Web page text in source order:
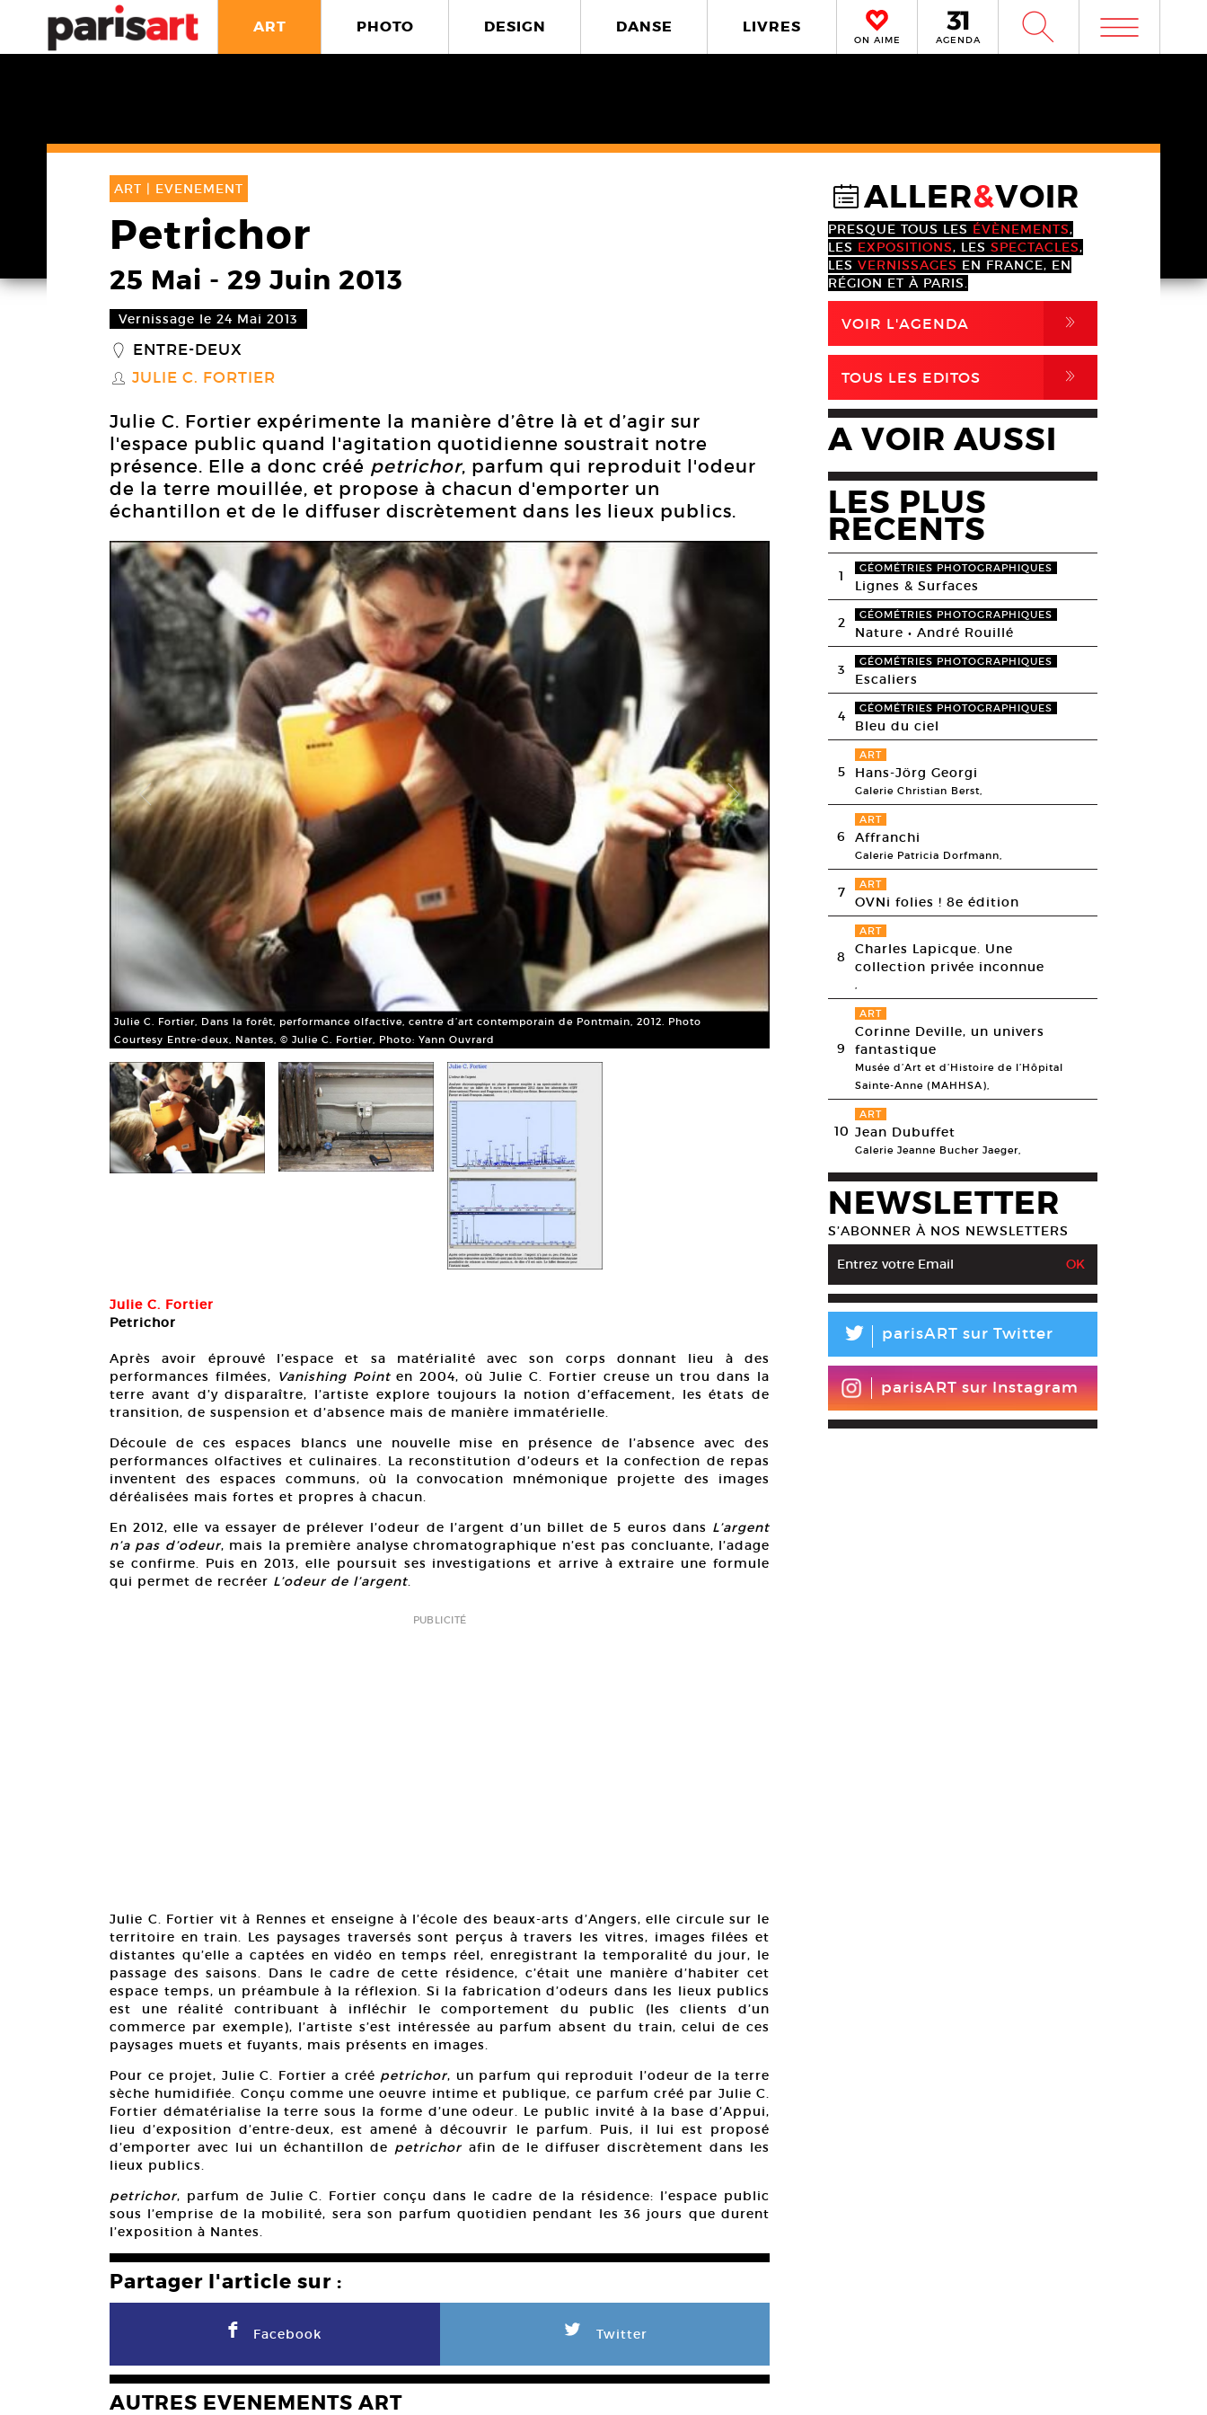
ART PHOTO DESIGN DANSE LIVRES
ON AIME AGENDA W m
ART | EVENEMENT
Petrichor
25 Mai - 29 Juin 2013
Vernissage le 24 Mai 2013
_ ENTRE-DEUX
S JULIE C. FORTIER
Julie C. Fortier expérimente la manière d’être là et d’agir sur
l'espace public quand l'agitation quotidienne soustrait notre
présence. Elle a donc créé petrichor, parfum qui reproduit l'odeur
de la terre mouillée, et propose à chacun d'emporter un
échantillon et de le diffuser discrètement dans les lieux publics.
Julie C. Fortier, Dans la forêt, performance olfactive, centre d’art contemporain de Pontmain, 2012. Photo
Courtesy Entre-deux, Nantes, © Julie C. Fortier, Photo: Yann Ouvrard
Julie C. Fortier, Sentinelle, 2012. Installation olfactive, pistolet à colle posé
Courtesy Entre-deux, Nantes, © Julie C. Fortier, Photo: Sébastien Pluot
Julie C. Fortier
Petrichor
Après avoir éprouvé l’espace et sa matérialité avec son corps donnant lieu à des
performances filmées, Vanishing Pointen 2004, où Julie C. Fortier creuse un trou dans la
terre avant d’y disparaître, l’artiste explore toujours la notion d’effacement, les états de
transition, de suspension et d’absence mais de manière immatérielle.
Découle de ces espaces blancs une nouvelle mise en présence de l’absence avec des
performances olfactives et culinaires. La reconstitution d’odeurs et la confection de repas
inventent des espaces communs, où la convocation mnémonique projette des images
déréalisées mais fortes et propres à chacun.
En 2012, elle va essayer de prélever l’odeur de l’argent d’un billet de 5 euros dans L’argent
n’a pas d’odeur, mais la première analyse chromatographique n’est pas concluante, l’adage
se confirme. Puis en 2013, elle poursuit ses investigations et arrive à extraire une formule
qui permet de recréer L’odeur de l’argent.
PUBLICITÉ
Julie C. Fortier vit à Rennes et enseigne à l’école des beaux-arts d’Angers, elle circule sur le
territoire en train. Les paysages traversés sont perçus à travers les vitres, images filées et
distantes qu’elle a captées en vidéo en temps réel, enregistrant la temporalité du jour, le
passage des saisons. Dans le cadre de cette résidence, c’était une manière d’habiter cet
espace temps, un préambule à la réflexion. Si la fabrication d’odeurs dans les lieux publics
est une réalité contribuant à infléchir le comportement du public (les clients d’un
commerce par exemple), l’artiste s’est intéressée au parfum absent du train, celui de ces
paysages muets et fuyants, mais présents en images.
Pour ce projet, Julie C. Fortier a créé petrichor, un parfum qui reproduit l’odeur de la terre
sèche humidifiée. Conçu comme une oeuvre intime et publique, ce parfum créé par Julie C.
Fortier dématérialise la terre sous la forme d’une odeur. Le public invité à la base d’Appui,
lieu d’exposition d’entre-deux, est amené à découvrir le parfum. Puis, il lui est proposé
d’emporter avec lui un échantillon de petrichor afin de le diffuser discrètement dans les
lieux publics.
petrichor, parfum de Julie C. Fortier conçu dans le cadre de la résidence: l’espace public
sous l’emprise de la mobilité, sera son parfum quotidien pendant les 36 jours que durent
l’exposition à Nantes.
Partager l'article sur :
F Facebook L Twitter
AUTRES EVENEMENTS ART
@ALLER&VOIR
PRESQUE TOUS LES ÉVÈNEMENTS,
LES EXPOSITIONS, LES SPECTACLES,
LES VERNISSAGES EN FRANCE, EN
RÉGION ET À PARIS.
VOIR L'AGENDA ,
TOUS LES EDITOS ,
A VOIR AUSSI
LES PLUS
RECENTS
1 GÉOMÉTRIES PHOTOGRAPHIQUES
Lignes & Surfaces
2 GÉOMÉTRIES PHOTOGRAPHIQUES
Nature • André Rouillé
3 GÉOMÉTRIES PHOTOGRAPHIQUES
Escaliers
4 GÉOMÉTRIES PHOTOGRAPHIQUES
Bleu du ciel
5
ART
Hans-Jörg Georgi
Galerie Christian Berst,
6
ART
Affranchi
Galerie Patricia Dorfmann,
7 ART
OVNi folies ! 8e édition
8
ART
Charles Lapicque. Une
collection privée inconnue
,
9
ART
Corinne Deville, un univers
fantastique
Musée d’Art et d’Histoire de l’Hôpital
Sainte-Anne (MAHHSA),
10
ART
Jean Dubuffet
Galerie Jeanne Bucher Jaeger,
NEWSLETTER
S’ABONNER À NOS NEWSLETTERS
L parisART sur Twitter
parisART sur Instagram